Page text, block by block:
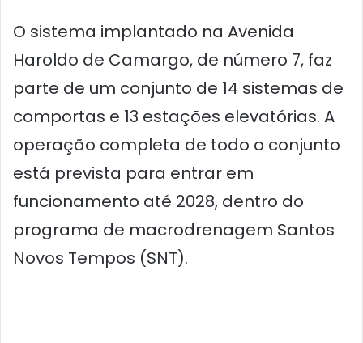
O sistema implantado na Avenida
Haroldo de Camargo, de número 7, faz
parte de um conjunto de 14 sistemas de
comportas e 13 estações elevatórias. A
operação completa de todo o conjunto
está prevista para entrar em
funcionamento até 2028, dentro do
programa de macrodrenagem Santos
Novos Tempos (SNT).